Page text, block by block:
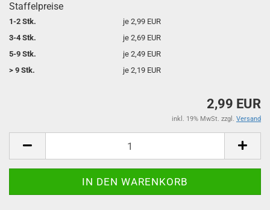
Staffelpreise
1-2 Stk.
je 2,99 EUR
3-4 Stk.
je 2,69 EUR
5-9 Stk.
je 2,49 EUR
> 9 Stk.
je 2,19 EUR
2,99 EUR
inkl. 19% MwSt. zzgl. Versand